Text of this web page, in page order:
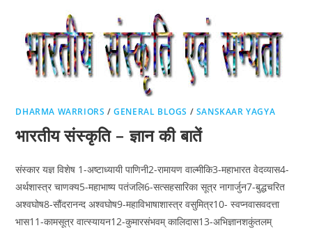
DHARMA WARRIORS /GENERAL BLOGS / SANSKAAR YAGYA
भारतीय संस्कृति – ज्ञान की बातें
संस्कार यज्ञ विशेष 1-अष्टाध्यायी पाणिनी2-रामायण वाल्मीकि3-महाभारत वेदव्यास4-
अर्थशास्त्र चाणक्य5-महाभाष्य पतंजलि6-सत्सहसारिका सूत्र नागार्जुन7-बुद्धचरित
अश्वघोष8-सौंदरानन्द अश्वघोष9-महाविभाषाशास्त्र वसुमित्र10- स्वप्नवासवदत्ता
भास11-कामसूत्र वात्स्यायन12-कुमारसंभवम् कालिदास13-अभिज्ञानशकुंतलम्